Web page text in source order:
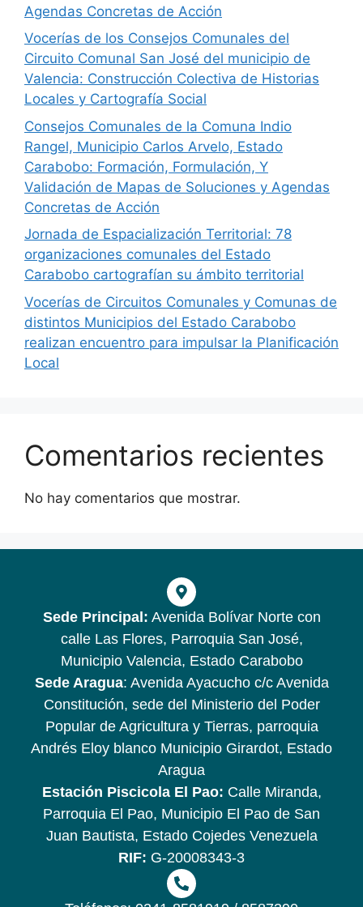
Agendas Concretas de Acción
Vocerías de los Consejos Comunales del
Circuito Comunal San José del municipio de
Valencia: Construcción Colectiva de Historias
Locales y Cartografía Social
Consejos Comunales de la Comuna Indio
Rangel, Municipio Carlos Arvelo, Estado
Carabobo: Formación, Formulación, Y
Validación de Mapas de Soluciones y Agendas
Concretas de Acción
Jornada de Espacialización Territorial: 78
organizaciones comunales del Estado
Carabobo cartografían su ámbito territorial
Vocerías de Circuitos Comunales y Comunas de
distintos Municipios del Estado Carabobo
realizan encuentro para impulsar la Planificación
Local
Comentarios recientes
No hay comentarios que mostrar.
Sede Principal: Avenida Bolívar Norte con
calle Las Flores, Parroquia San José,
Municipio Valencia, Estado Carabobo
Sede Aragua: Avenida Ayacucho c/c Avenida
Constitución, sede del Ministerio del Poder
Popular de Agricultura y Tierras, parroquia
Andrés Eloy blanco Municipio Girardot, Estado
Aragua
Estación Piscicola El Pao: Calle Miranda,
Parroquia El Pao, Municipio El Pao de San
Juan Bautista, Estado Cojedes Venezuela
RIF: G-20008343-3